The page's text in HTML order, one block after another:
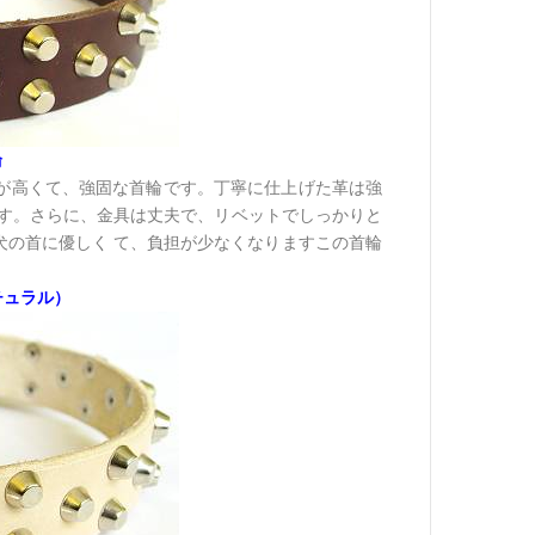
くて、強固な首輪です。丁寧に仕上げた革は強
さらに、金具は丈夫で、リベットでしっかりと
首に優しく て、負担が少なくなりますこの首輪
ラル）